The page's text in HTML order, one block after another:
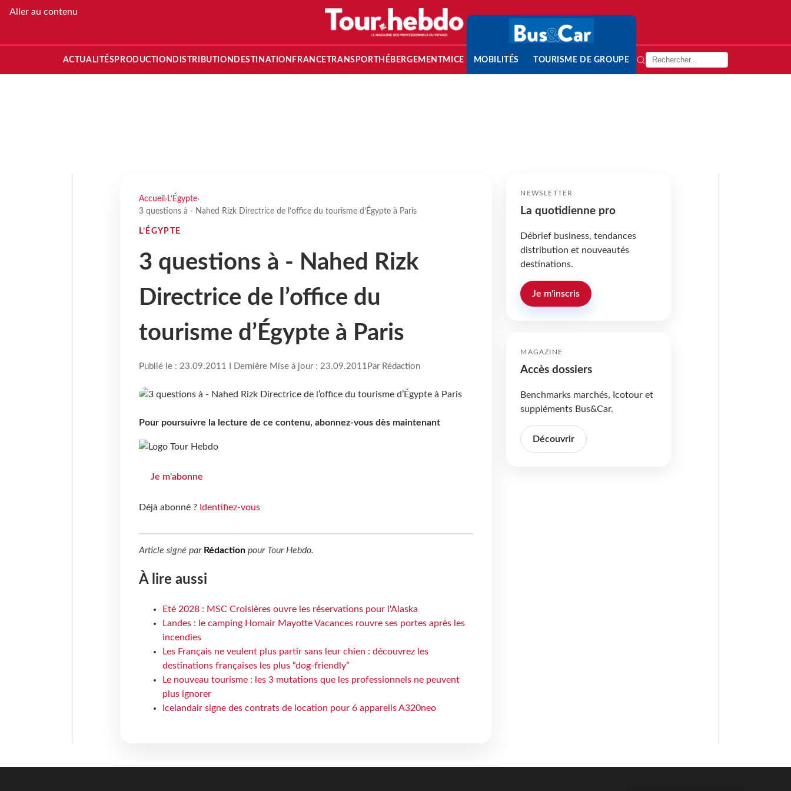
Aller au contenu
ACTUALITÉS PRODUCTION DISTRIBUTION DESTINATION FRANCETRANSPORT HÉBERGEMENTMICE MOBILITÉS TOURISME DE GROUPE
Accueil › L’Égypte›
3 questions à - Nahed Rizk Directrice de l’office du tourisme d’Égypte à Paris
L’ÉGYPTE
3 questions à - Nahed Rizk
Directrice de l’office du
tourisme d’Égypte à Paris
Publié le : 23.09.2011 I Dernière Mise à jour : 23.09.2011 Par Rédaction
Pour poursuivre la lecture de ce contenu, abonnez-vous dès maintenant
Je m'abonne
Déjà abonné ? Identifiez-vous
Article signé par Rédactionpour Tour Hebdo.
À lire aussi
Eté 2028 : MSC Croisières ouvre les réservations pour l'Alaska
Landes : le camping Homair Mayotte Vacances rouvre ses portes après les
incendies
Les Français ne veulent plus partir sans leur chien : découvrez les
destinations françaises les plus “dog-friendly”
Le nouveau tourisme : les 3 mutations que les professionnels ne peuvent
plus ignorer
Icelandair signe des contrats de location pour 6 appareils A320neo
NEWSLETTER
La quotidienne pro
Débrief business, tendances
distribution et nouveautés
destinations.
Je m'inscris
MAGAZINE
Accès dossiers
Benchmarks marchés, Icotour et
suppléments Bus&Car.
Découvrir